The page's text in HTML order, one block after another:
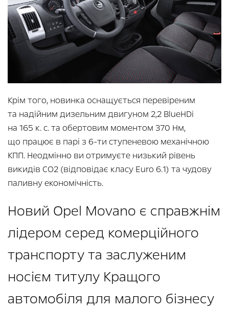
Крім того, новинка оснащується перевіреним
та надійним дизельним двигуном 2,2 BlueHDi
на 165 к. с. та обертовим моментом 370 Нм,
що працює в парі з 6-ти ступеневою механічною
КПП. Неодмінно ви отримуєте низький рівень
викидів CO2 (відповідає класу Euro 6.1) та чудову
паливну економічність.
Новий Opel Movano є справжнім
лідером серед комерційного
транспорту та заслуженим
носієм титулу Кращого
автомобіля для малого бізнесу